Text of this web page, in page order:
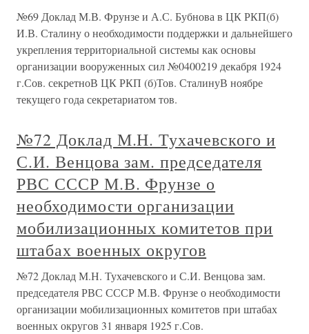
№69 Доклад М.В. Фрунзе и А.С. Бубнова в ЦК РКП(б)
И.В. Сталину о необходимости поддержки и дальнейшего
укрепления территориальной системы как основы
организации вооруженных сил №0400219 декабря 1924
г.Сов. секретноВ ЦК РКП (б)Тов. СталинуВ ноябре
текущего года секретариатом тов.
№72 Доклад М.Н. Тухачевского и
С.И. Венцова зам. председателя
РВС СССР М.В. Фрунзе о
необходимости организации
мобилизационных комитетов при
штабах военных округов
№72 Доклад М.Н. Тухачевского и С.И. Венцова зам.
председателя РВС СССР М.В. Фрунзе о необходимости
организации мобилизационных комитетов при штабах
военных округов 31 января 1925 г.Сов.